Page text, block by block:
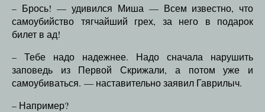
– Брось! — удивился Миша — Всем известно, что
самоубийство тягчайший грех, за него в подарок
билет в ад!
– Тебе надо надежнее. Надо сначала нарушить
заповедь из Первой Скрижали, а потом уже и
самоубиваться. — наставительно заявил Гаврилыч.
– Например?